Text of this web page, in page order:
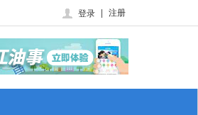
登录 注册